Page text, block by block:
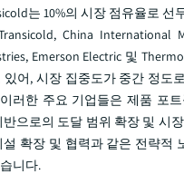
는 10%의 시장 점유율로 선
China International
Emerson Electric 및
있어, 시장 집중도가 중간 정도
러한 주요 기업들은 제품 포
으로의 도달 범위 확장 및 시
설 확장 및 협력과 같은 전략적
니다.